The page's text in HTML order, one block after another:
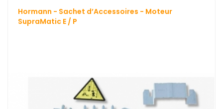
Hormann - Sachet d’Accessoires - Moteur
SupraMatic E / P